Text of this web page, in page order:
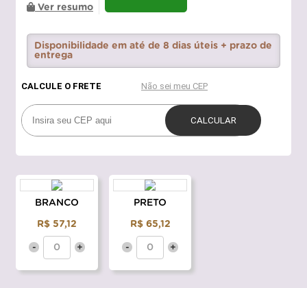
Ver resumo
Disponibilidade em até de 8 dias úteis + prazo de
entrega
BRANCO
R$ 57,12
- +
PRETO
R$ 65,12
- +